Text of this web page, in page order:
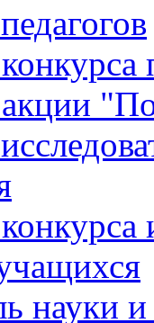
науки